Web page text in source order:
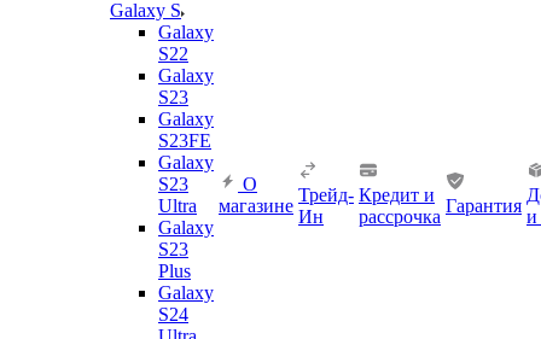
Galaxy S
Galaxy
S22
Galaxy
S23
Galaxy
S23FE
Galaxy
S23
Ultra
Galaxy
S23
Plus
Galaxy
S24
О
магазине
Трейд-
Ин
Кредит и
рассрочка
Гарантия
и